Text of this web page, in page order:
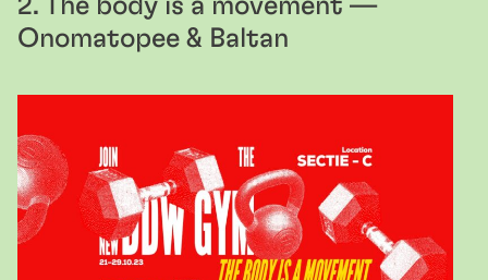
2. The body is a movement —
Onomatopee & Baltan